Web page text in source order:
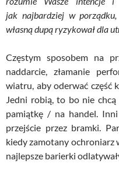
jak najbardziej w
własną dupą ryzykował dla
Częstym sposobem na
naddarcie, złamanie
wiatru, aby oderwać część
Jedni robią, to bo nie
pamiątkę / na handel.
przejście przez bramki.
kiedy zamotany ochroniarz
najlepsze barierki